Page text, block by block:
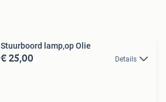
Stuurboord lamp,op Olie
€ 25,00 Details